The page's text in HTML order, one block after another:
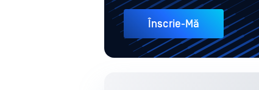
Înscrie-Mă